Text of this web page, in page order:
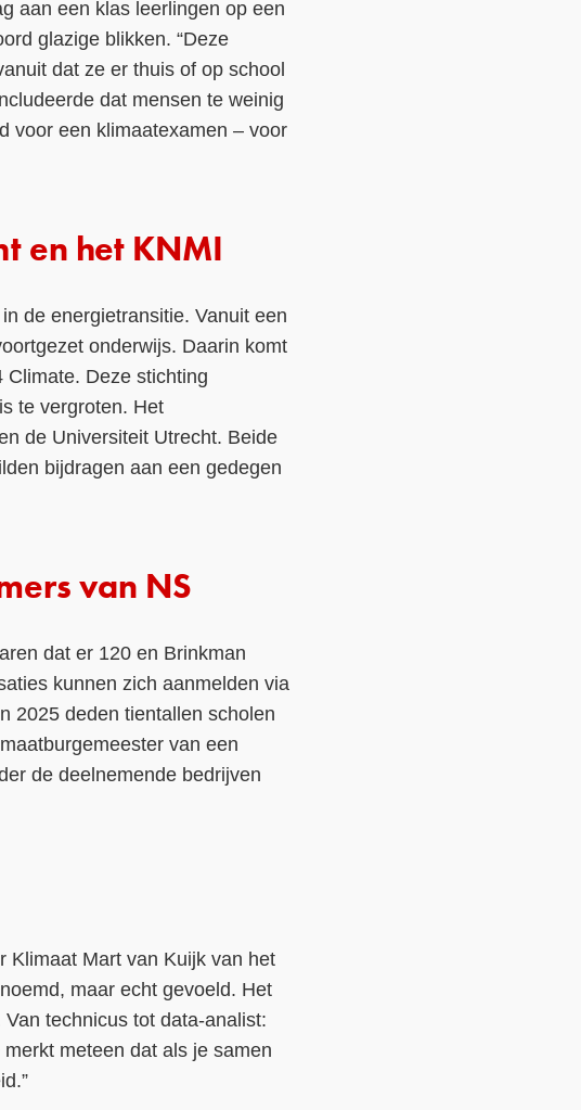
aan een klas leerlingen op een
glazige blikken. “Deze
dat ze er thuis of op school
dat mensen te weinig
voor een klimaatexamen – voor
en het KNMI
de energietransitie. Vanuit een
onderwijs. Daarin komt
Deze stichting
te vergroten. Het
de Universiteit Utrecht. Beide
bijdragen aan een gedegen
van NS
dat er 120 en Brinkman
kunnen zich aanmelden via
2025 deden tientallen scholen
van een
de deelnemende bedrijven
Klimaat Mart van Kuijk van het
maar echt gevoeld. Het
technicus tot data‑analist:
meteen dat als je samen